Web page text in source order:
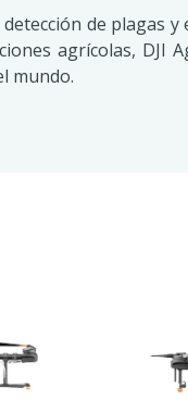
de plagas
agrícolas, DJI
mundo.